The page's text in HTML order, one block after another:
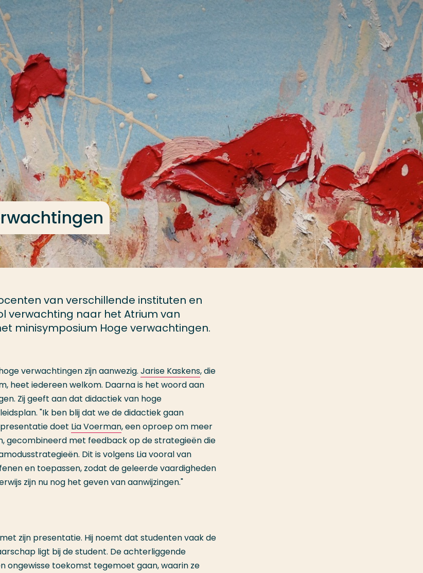
van verschillende instituten en
verwachting naar het Atrium van
minisymposium Hoge verwachtingen.
verwachtingen zijn aanwezig. Jarise Kaskens, die
heet iedereen welkom. Daarna is het woord aan
Zij geeft aan dat didactiek van hoge
"Ik ben blij dat we de didactiek gaan
doet Lia Voerman, een oproep om meer
gecombineerd met feedback op de strategieën die
Dit is volgens Lia vooral van
en toepassen, zodat de geleerde vaardigheden
zijn nu nog het geven van aanwijzingen."
zijn presentatie. Hij noemt dat studenten vaak de
ligt bij de student. De achterliggende
ongewisse toekomst tegemoet gaan, waarin ze